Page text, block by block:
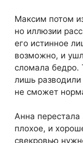
Максим потом
но иллюзии
его истинное
возможно, и
сломала бедро.
лишь
не сможет
Анна
плохое, и
свекровью